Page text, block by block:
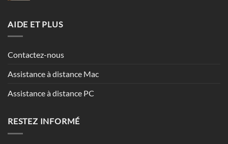
AIDE ET PLUS
Contactez-nous
Assistance à distance Mac
Assistance à distance PC
RESTEZ INFORMÉ